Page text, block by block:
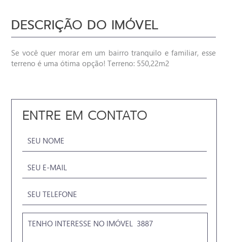
DESCRIÇÃO DO IMÓVEL
Se você quer morar em um bairro tranquilo e familiar, esse
terreno é uma ótima opção! Terreno: 550,22m2
ENTRE EM CONTATO